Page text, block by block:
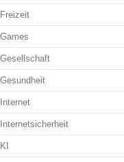
Freizeit
Games
Gesellschaft
Gesundheit
Internet
Internetsicherheit
KI